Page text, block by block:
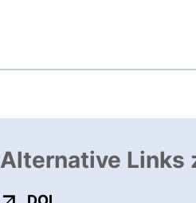
Alternative Links